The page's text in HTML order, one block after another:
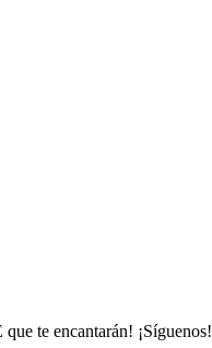
te encantarán! ¡Síguenos!